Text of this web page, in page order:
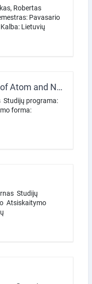
Robertas
Pavasario
Lietuvių
General Physics (Physics of Atom and Nuclear)
Studijų programa:
forma:
Studijų
Atsiskaitymo